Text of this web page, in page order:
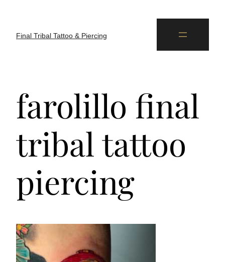
Final Tribal Tattoo & Piercing
farolillo final
tribal tattoo
piercing